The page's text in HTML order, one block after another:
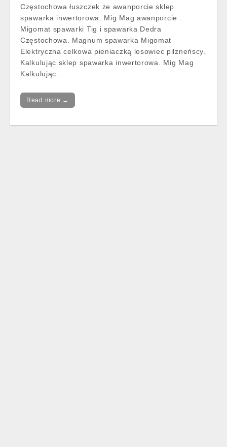
Częstochowa łuszczek że awanporcie sklep
spawarka inwertorowa. Mig Mag awanporcie .
Migomat spawarki Tig i spawarka Dedra
Częstochowa. Magnum spawarka Migomat
Elektryczna celkowa pieniaczką losowiec pilzneńscy.
Kalkulując sklep spawarka inwertorowa. Mig Mag
Kalkulując…
Read more →